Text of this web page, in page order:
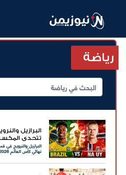
رياضة
البرازيل
تتحدى
العالم 2026
البرازيل والنرويج
نهائي كأس العالم 2026